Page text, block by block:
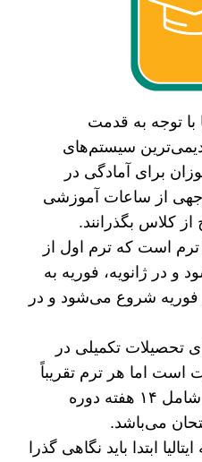
با توجه به قدمت
سیستم‌های
برای آمادگی در
توجهی از ساعات آموزشی
کلاس بگذرانند.
سال‌های تحصیلی شامل ۲ ترم است که ترم اول از
و در ژانویه، فوریه به
ترم ۲ نیز از فوریه شروع می‌شود و در
تحصیلات تکمیلی در
است اما هر ترم تقریباً
۲۰ هفته طول می‌کشد که شامل ۱۴ هفته دوره
ابتدا باید نگاهی گذرا